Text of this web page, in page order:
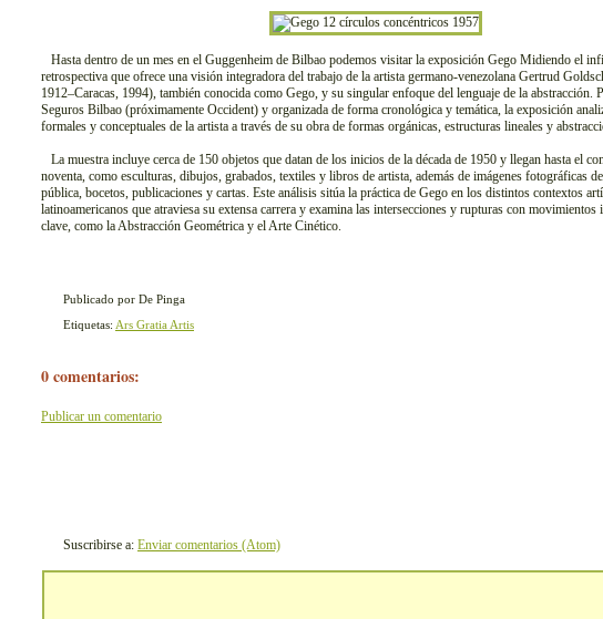
Hasta dentro de un mes en el Guggenheim de Bilbao podemos visitar la exposición Gego Midiendo el
retrospectiva que ofrece una visión integradora del trabajo de la artista germano-venezolana Gertrud
1912–Caracas, 1994), también conocida como Gego, y su singular enfoque del lenguaje de la abstracción.
Seguros Bilbao (próximamente Occident) y organizada de forma cronológica y temática, la exposición
formales y conceptuales de la artista a través de su obra de formas orgánicas, estructuras lineales y
La muestra incluye cerca de 150 objetos que datan de los inicios de la década de 1950 y llegan hasta el
noventa, como esculturas, dibujos, grabados, textiles y libros de artista, además de imágenes fotográficas
pública, bocetos, publicaciones y cartas. Este análisis sitúa la práctica de Gego en los distintos contextos
latinoamericanos que atraviesa su extensa carrera y examina las intersecciones y rupturas con movimientos
clave, como la Abstracción Geométrica y el Arte Cinético.
Publicado por De Pinga
Etiquetas: Ars Gratia Artis
0 comentarios:
Publicar un comentario
Suscribirse a: Enviar comentarios (Atom)